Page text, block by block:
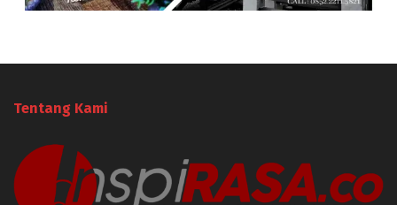
Tentang Kami